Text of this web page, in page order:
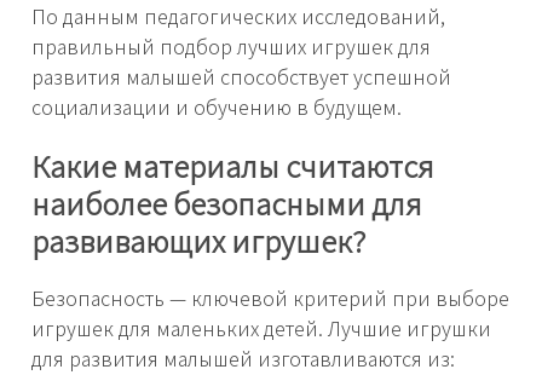
По данным педагогических исследований,
правильный подбор лучших игрушек для
развития малышей способствует успешной
социализации и обучению в будущем.
Какие материалы считаются
наиболее безопасными для
развивающих игрушек?
Безопасность — ключевой критерий при выборе
игрушек для маленьких детей. Лучшие игрушки
для развития малышей изготавливаются из: